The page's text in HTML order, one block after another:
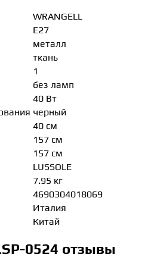
WRANGELL
E27
металл
ткань
1
без ламп
40 Вт
черный
40 см
157 см
157 см
LUSSOLE
7.95 кг
4690304018069
Италия
Китай
0524 отзывы